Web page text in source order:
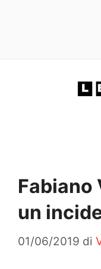
Fabiano
un
01/06/2019 di